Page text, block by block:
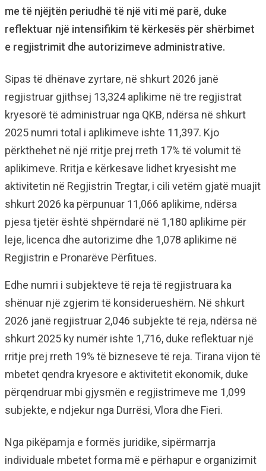
me të njëjtën periudhë të një viti më parë, duke
reflektuar një intensifikim të kërkesës për shërbimet
e regjistrimit dhe autorizimeve administrative.
Sipas të dhënave zyrtare, në shkurt 2026 janë
regjistruar gjithsej 13,324 aplikime në tre regjistrat
kryesorë të administruar nga QKB, ndërsa në shkurt
2025 numri total i aplikimeve ishte 11,397. Kjo
përkthehet në një rritje prej rreth 17% të volumit të
aplikimeve. Rritja e kërkesave lidhet kryesisht me
aktivitetin në Regjistrin Tregtar, i cili vetëm gjatë muajit
shkurt 2026 ka përpunuar 11,066 aplikime, ndërsa
pjesa tjetër është shpërndarë në 1,180 aplikime për
leje, licenca dhe autorizime dhe 1,078 aplikime në
Regjistrin e Pronarëve Përfitues.
Edhe numri i subjekteve të reja të regjistruara ka
shënuar një zgjerim të konsiderueshëm. Në shkurt
2026 janë regjistruar 2,046 subjekte të reja, ndërsa në
shkurt 2025 ky numër ishte 1,716, duke reflektuar një
rritje prej rreth 19% të bizneseve të reja. Tirana vijon të
mbetet qendra kryesore e aktivitetit ekonomik, duke
përqendruar mbi gjysmën e regjistrimeve me 1,099
subjekte, e ndjekur nga Durrësi, Vlora dhe Fieri.
Nga pikëpamja e formës juridike, sipërmarrja
individuale mbetet forma më e përhapur e organizimit